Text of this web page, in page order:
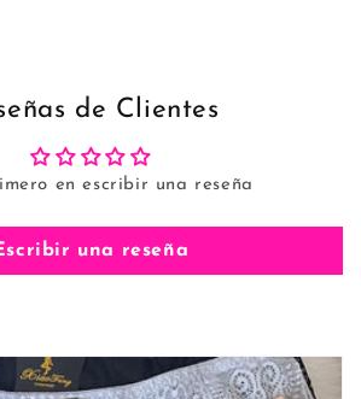
de Clientes
en escribir una reseña
una reseña